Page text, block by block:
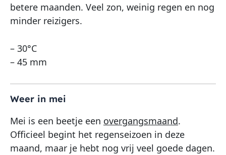
betere maanden. Veel zon, weinig regen en nog
minder reizigers.
– 30°C
– 45 mm
Weer in mei
Mei is een beetje een overgangsmaand.
Officieel begint het regenseizoen in deze
maand, maar je hebt nog vrij veel goede dagen.